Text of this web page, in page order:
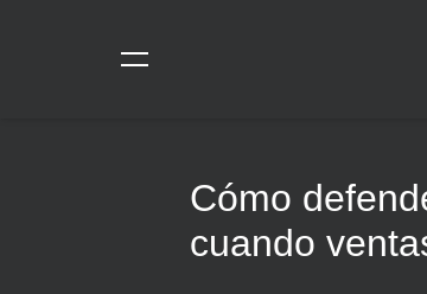
Cómo
cuando